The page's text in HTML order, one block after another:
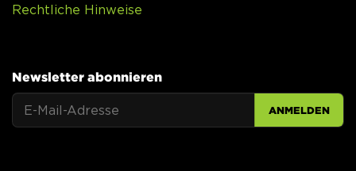
Rechtliche Hinweise
Newsletter abonnieren
ANMELDEN